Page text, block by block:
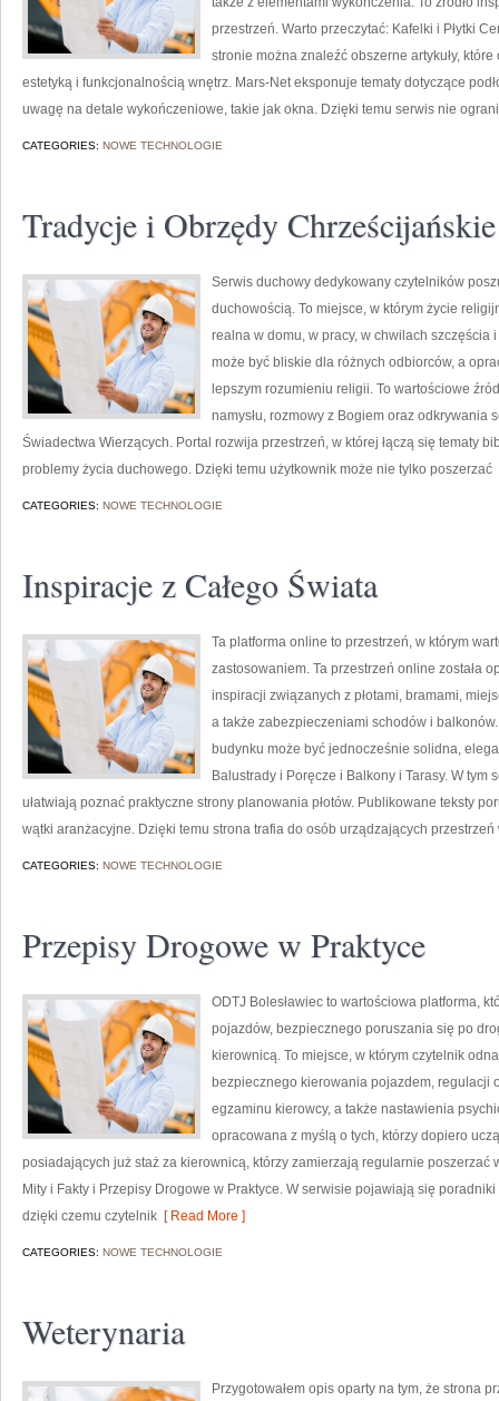
przestrzeń. Warto przeczytać: Kafelki i Płytki
stronie można znaleźć obszerne artykuły,
estetyką i funkcjonalnością wnętrz. Mars-Net eksponuje tematy dotyczące
uwagę na detale wykończeniowe, takie jak okna. Dzięki temu serwis nie
CATEGORIES: NOWE TECHNOLOGIE
Tradycje i Obrzędy Chrześcijańskie
Serwis duchowy dedykowany czytelników
duchowością. To miejsce, w którym życie
realna w domu, w pracy, w chwilach
może być bliskie dla różnych odbiorców, a
lepszym rozumieniu religii. To wartościowe
namysłu, rozmowy z Bogiem oraz odkrywania
Świadectwa Wierzących. Portal rozwija przestrzeń, w której łączą się tematy
problemy życia duchowego. Dzięki temu użytkownik może nie tylko poszerzać
CATEGORIES: NOWE TECHNOLOGIE
Inspiracje z Całego Świata
Ta platforma online to przestrzeń, w którym
zastosowaniem. Ta przestrzeń online została
inspiracji związanych z płotami, bramami,
a także zabezpieczeniami schodów i
budynku może być jednocześnie solidna,
Balustrady i Poręcze i Balkony i Tarasy. W
ułatwiają poznać praktyczne strony planowania płotów. Publikowane teksty
wątki aranżacyjne. Dzięki temu strona trafia do osób urządzających przestrzeń
CATEGORIES: NOWE TECHNOLOGIE
Przepisy Drogowe w Praktyce
ODTJ Bolesławiec to wartościowa platforma,
pojazdów, bezpiecznego poruszania się po
kierownicą. To miejsce, w którym czytelnik
bezpiecznego kierowania pojazdem, regulacji
egzaminu kierowcy, a także nastawienia
opracowana z myślą o tych, którzy dopiero
posiadających już staż za kierownicą, którzy zamierzają regularnie poszerzać
Mity i Fakty i Przepisy Drogowe w Praktyce. W serwisie pojawiają się
dzięki czemu czytelnik [ Read More ]
CATEGORIES: NOWE TECHNOLOGIE
Weterynaria
Przygotowałem opis oparty na tym, że strona